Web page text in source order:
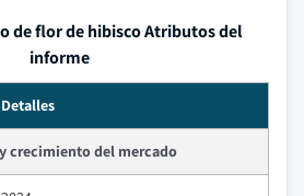
de flor de hibisco Atributos del
informe
Detalles
crecimiento del mercado